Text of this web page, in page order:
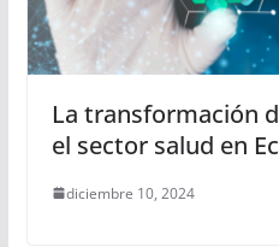
La transformación
el sector salud en
diciembre 10, 2024